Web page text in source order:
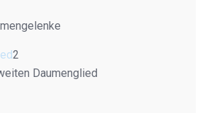
2
Daumenglied